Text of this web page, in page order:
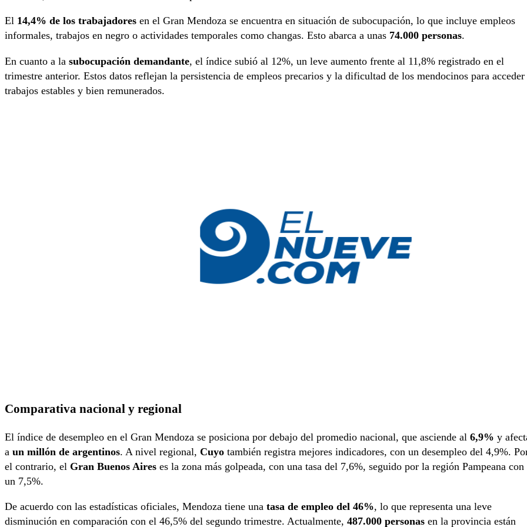
El 14,4% de los trabajadores en el Gran Mendoza se encuentra en situación de subocupación, lo que incluye empleos
informales, trabajos en negro o actividades temporales como changas. Esto abarca a unas 74.000 personas.
En cuanto a la subocupación demandante, el índice subió al 12%, un leve aumento frente al 11,8% registrado en el
trimestre anterior. Estos datos reflejan la persistencia de empleos precarios y la dificultad de los mendocinos para acceder
trabajos estables y bien remunerados.
Comparativa nacional y regional
El índice de desempleo en el Gran Mendoza se posiciona por debajo del promedio nacional, que asciende al 6,9% y
a un millón de argentinos. A nivel regional, Cuyo también registra mejores indicadores, con un desempleo del 4,9%.
el contrario, el Gran Buenos Aires es la zona más golpeada, con una tasa del 7,6%, seguido por la región Pampeana con
un 7,5%.
De acuerdo con las estadísticas oficiales, Mendoza tiene una tasa de empleo del 46%, lo que representa una leve
disminución en comparación con el 46,5% del segundo trimestre. Actualmente, 487.000 personas en la provincia están